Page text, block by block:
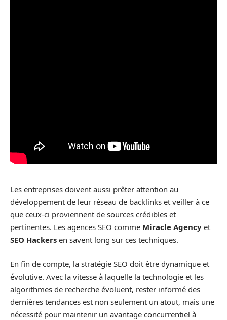
Les entreprises doivent aussi prêter attention au
développement de leur réseau de backlinks et veiller à ce
que ceux-ci proviennent de sources crédibles et
pertinentes. Les agences SEO comme Miracle Agency et
SEO Hackers en savent long sur ces techniques.
En fin de compte, la stratégie SEO doit être dynamique et
évolutive. Avec la vitesse à laquelle la technologie et les
algorithmes de recherche évoluent, rester informé des
dernières tendances est non seulement un atout, mais une
nécessité pour maintenir un avantage concurrentiel à